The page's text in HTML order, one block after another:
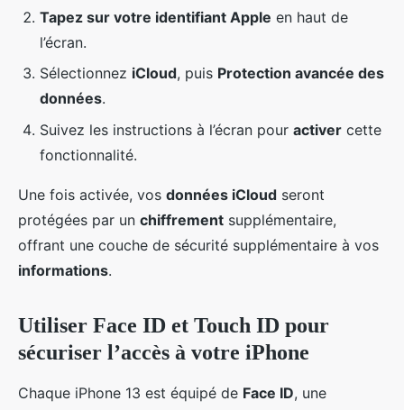
Tapez sur votre identifiant Apple en haut de
l’écran.
Sélectionnez iCloud, puis Protection avancée des
données.
Suivez les instructions à l’écran pour activer cette
fonctionnalité.
Une fois activée, vos données iCloud seront
protégées par un chiffrement supplémentaire,
offrant une couche de sécurité supplémentaire à vos
informations.
Utiliser Face ID et Touch ID pour
sécuriser l’accès à votre iPhone
Chaque iPhone 13 est équipé de Face ID, une